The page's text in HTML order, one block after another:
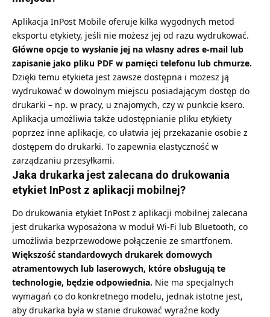
Aplikacja InPost Mobile oferuje kilka wygodnych metod
eksportu etykiety, jeśli nie możesz jej od razu wydrukować.
Główne opcje to wysłanie jej na własny adres e-mail lub
zapisanie jako pliku PDF w pamięci telefonu lub chmurze.
Dzięki temu etykieta jest zawsze dostępna i możesz ją
wydrukować w dowolnym miejscu posiadającym dostęp do
drukarki – np. w pracy, u znajomych, czy w punkcie ksero.
Aplikacja umożliwia także udostępnianie pliku etykiety
poprzez inne aplikacje, co ułatwia jej przekazanie osobie z
dostępem do drukarki. To zapewnia elastyczność w
zarządzaniu przesyłkami.
Jaka drukarka jest zalecana do drukowania
etykiet InPost z aplikacji mobilnej?
Do drukowania etykiet InPost z aplikacji mobilnej zalecana
jest drukarka wyposażona w moduł Wi-Fi lub Bluetooth, co
umożliwia bezprzewodowe połączenie ze smartfonem.
Większość standardowych drukarek domowych
atramentowych lub laserowych, które obsługują te
technologie, będzie odpowiednia. Nie ma specjalnych
wymagań co do konkretnego modelu, jednak istotne jest,
aby drukarka była w stanie drukować wyraźne kody